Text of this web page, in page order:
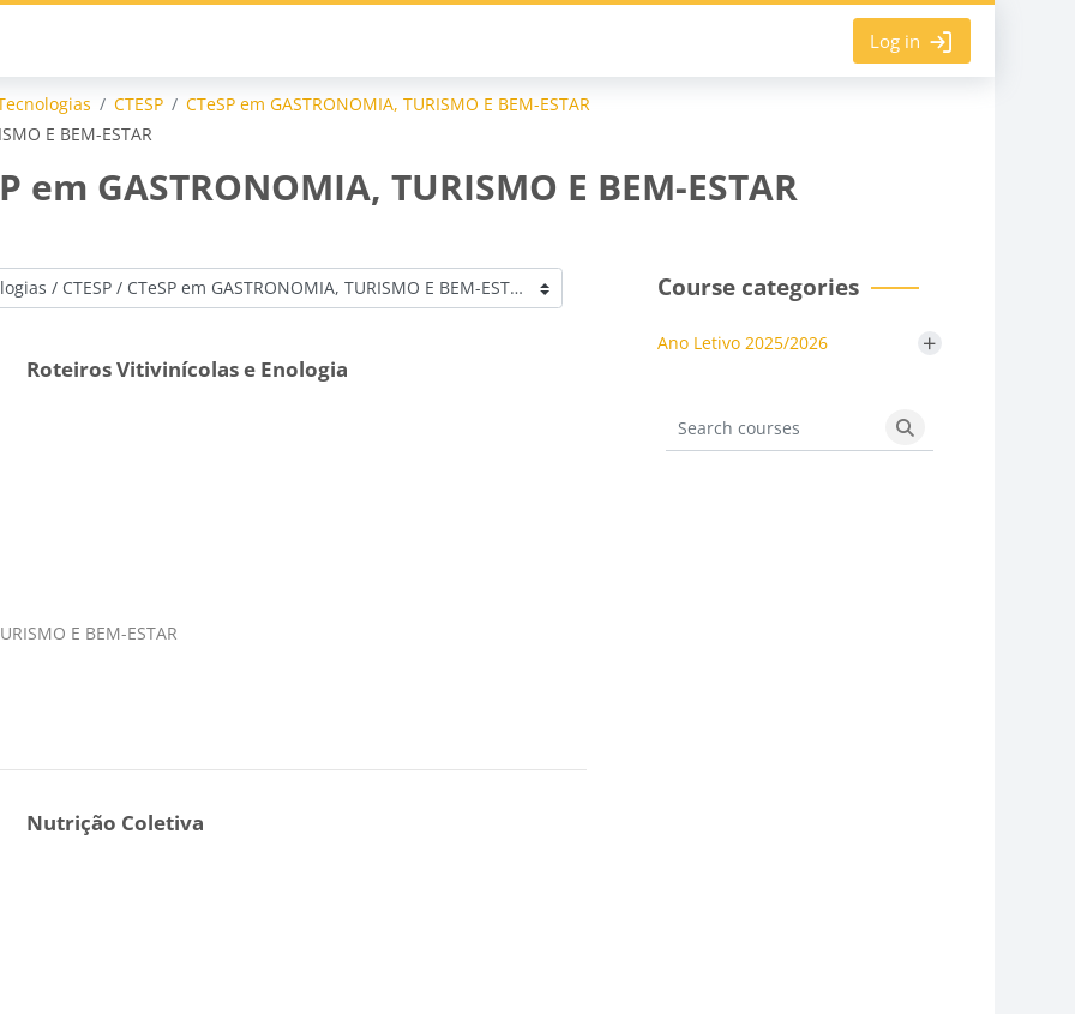
Log in
CTESP
CTeSP em GASTRONOMIA, TURISMO E BEM-ESTAR
E BEM-ESTAR
em GASTRONOMIA, TURISMO E BEM-ESTAR
Roteiros Vitivinícolas e Enologia
E BEM-ESTAR
Nutrição Coletiva
Course categories
Ano Letivo 2025/2026 +
Search courses
Search courses